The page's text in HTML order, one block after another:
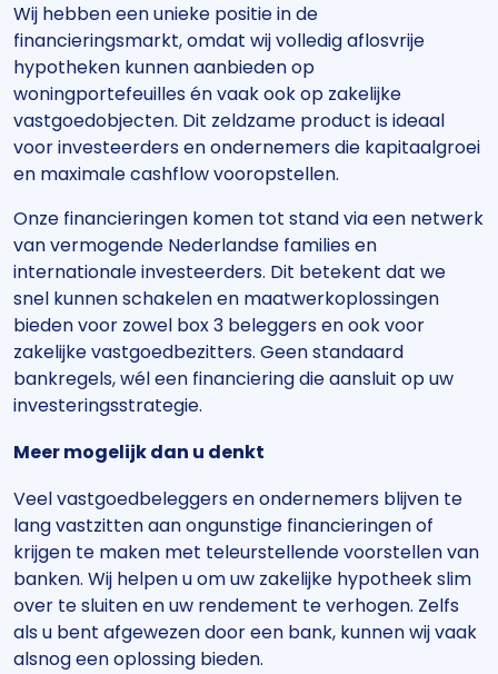
Wij hebben een unieke positie in de
financieringsmarkt, omdat wij volledig aflosvrije
hypotheken kunnen aanbieden op
woningportefeuilles én vaak ook op zakelijke
vastgoedobjecten. Dit zeldzame product is ideaal
voor investeerders en ondernemers die kapitaalgroei
en maximale cashflow vooropstellen.
Onze financieringen komen tot stand via een netwerk
van vermogende Nederlandse families en
internationale investeerders. Dit betekent dat we
snel kunnen schakelen en maatwerkoplossingen
bieden voor zowel box 3 beleggers en ook voor
zakelijke vastgoedbezitters. Geen standaard
bankregels, wél een financiering die aansluit op uw
investeringsstrategie.
Meer mogelijk dan u denkt
Veel vastgoedbeleggers en ondernemers blijven te
lang vastzitten aan ongunstige financieringen of
krijgen te maken met teleurstellende voorstellen van
banken. Wij helpen u om uw zakelijke hypotheek slim
over te sluiten en uw rendement te verhogen. Zelfs
als u bent afgewezen door een bank, kunnen wij vaak
alsnog een oplossing bieden.